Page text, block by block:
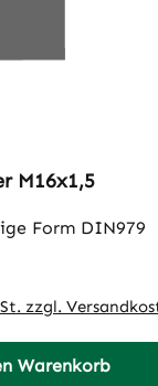
M16x1,5
Form DIN979
zzgl.
Warenkorb